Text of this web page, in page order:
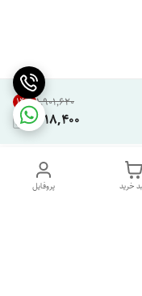
۱٬۹۰۱٬۶۲۰ 14%
1,618,400
پروفایل خرید